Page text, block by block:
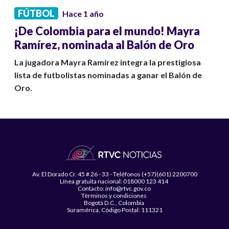
FÚTBOL Hace 1 año
¡De Colombia para el mundo! Mayra
Ramírez, nominada al Balón de Oro
La jugadora Mayra Ramírez integra la prestigiosa
lista de futbolistas nominadas a ganar el Balón de
Oro.
Av. El Dorado Cr. 45 # 26 - 33 - Teléfonos (+57)(601) 2200700
Línea gratuita nacional: 018000 123 414
Contacto: info@rtvc.gov.co
Términos y condiciones
Bogotá D.C., Colombia
Suramérica, Código Postal: 111321